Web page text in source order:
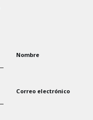
Nombre
Correo electrónico